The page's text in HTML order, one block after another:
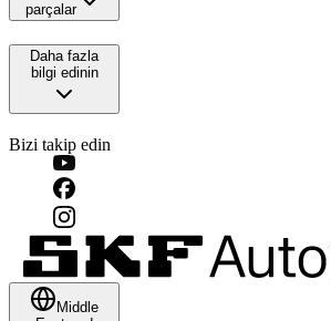
parçalar
Daha fazla
bilgi edinin
Bizi takip edin
Middle